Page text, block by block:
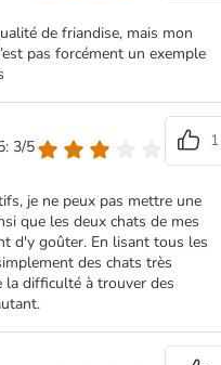
de friandise, mais mon
pas forcément un exemple
3/5
1
je ne peux pas mettre une
que les deux chats de mes
d'y goûter. En lisant tous les
des chats très
la difficulté à trouver des